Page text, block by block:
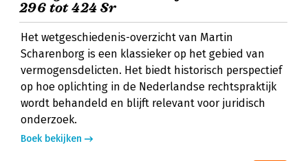
296 tot 424 Sr
Het wetgeschiedenis-overzicht van Martin
Scharenborg is een klassieker op het gebied van
vermogensdelicten. Het biedt historisch perspectief
op hoe oplichting in de Nederlandse rechtspraktijk
wordt behandeld en blijft relevant voor juridisch
onderzoek.
Boek bekijken